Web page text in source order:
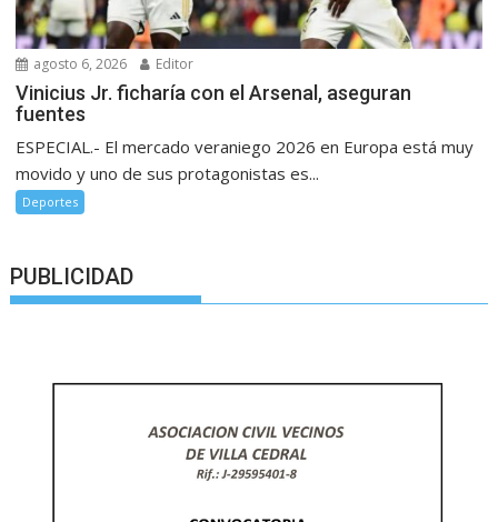
agosto 6, 2026 Editor
Vinicius Jr. ficharía con el Arsenal, aseguran
fuentes
ESPECIAL.- El mercado veraniego 2026 en Europa está muy
movido y uno de sus protagonistas es...
Deportes
PUBLICIDAD